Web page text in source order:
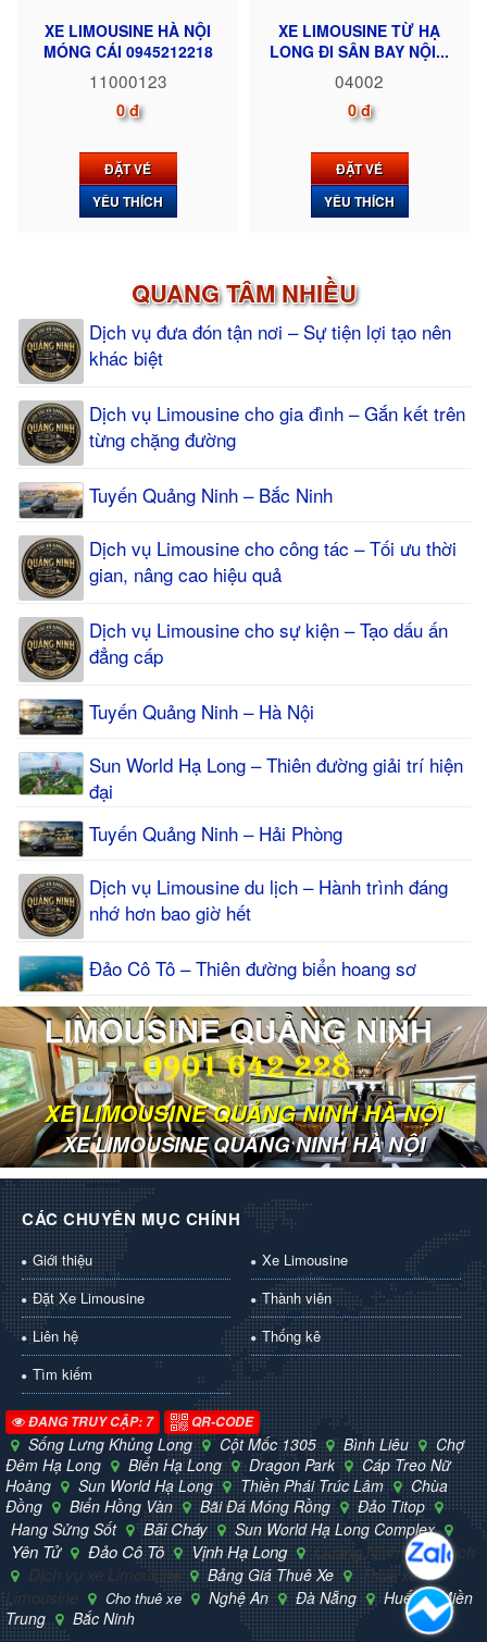
XE LIMOUSINE HÀ NỘI
MÓNG CÁI 0945212218
11000123
0 đ
ĐẶT VÉ
YÊU THÍCH
XE LIMOUSINE TỪ HẠ
LONG ĐI SÂN BAY NỘI...
04002
0 đ
ĐẶT VÉ
YÊU THÍCH
QUANG TÂM NHIỀU
Dịch vụ đưa đón tận nơi – Sự tiện lợi tạo nên
khác biệt
Dịch vụ Limousine cho gia đình – Gắn kết trên
từng chặng đường
Tuyến Quảng Ninh – Bắc Ninh
Dịch vụ Limousine cho công tác – Tối ưu thời
gian, nâng cao hiệu quả
Dịch vụ Limousine cho sự kiện – Tạo dấu ấn
đẳng cấp
Tuyến Quảng Ninh – Hà Nội
Sun World Hạ Long – Thiên đường giải trí hiện
đại
Tuyến Quảng Ninh – Hải Phòng
Dịch vụ Limousine du lịch – Hành trình đáng
nhớ hơn bao giờ hết
Đảo Cô Tô – Thiên đường biển hoang sơ
XE LIMOUSINE QUẢNG NINH HÀ NỘI
XE LIMOUSINE QUẢNG NINH HÀ NỘI
CÁC CHUYÊN MỤC CHÍNH
Giới thiệu
Xe Limousine
Đặt Xe Limousine
Thành viên
Liên hệ
Thống kê
Tìm kiếm
ĐANG TRUY CẬP: 7 QR-CODE
Sống Lưng Khủng Long Cột Mốc 1305 Bình Liêu
Chợ
Đêm Hạ Long
Biển Hạ Long Dragon Park
Cáp Treo Nữ
Hoàng
Sun World Hạ Long Thiền Phái Trúc Lâm
Chùa
Đồng
Biển Hồng Vàn Bãi Đá Móng Rồng
Đảo Titop
Hang Sửng Sốt
Bãi Cháy Sun World Hạ Long Complex
Yên Tử Đảo Cô Tô Vịnh Hạ Long Quảng Ninh
Du lịch
Dịch vụ xe Limousine
Bảng Giá Thuê Xe
Thuê xe
Limousine
Cho thuê xe Nghệ An Đà Nẵng Huế
Miền
Trung
Bắc Ninh